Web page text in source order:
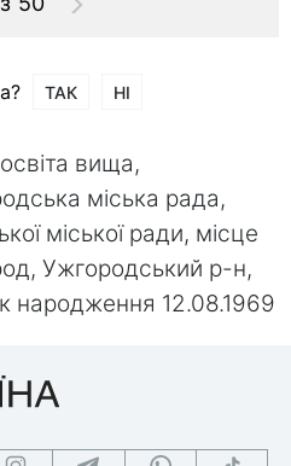
ТАК НІ
вища,
міська рада,
міської ради, місце
Ужгородський р-н,
народження 12.08.1969